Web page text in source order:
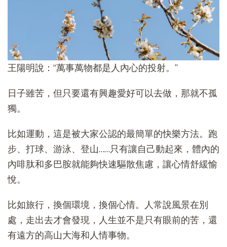
王陽明說：“萬事萬物都是人內心的投射。”
日子雖苦，但只要還有興趣愛好可以去做，那就不孤
獨。
比如運動，這是被大家公認的最簡單的快樂方法。跑
步、打球、游泳、登山……只有讓自己動起來，體內的
內啡肽和多巴胺就能夠快速驅散焦慮，讓心情舒緩愉
悅。
比如旅行，換個環境，換個心情。人常說風景在別
處，走出去才會發現，人生並不是只有眼前的苦，還
有遠方的高山大海和人情事物。